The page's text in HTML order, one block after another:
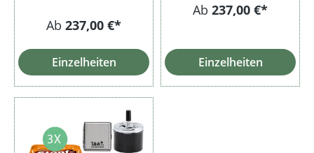
Ab 237,00 €*
Einzelheiten
Ab 237,00 €*
Einzelheiten